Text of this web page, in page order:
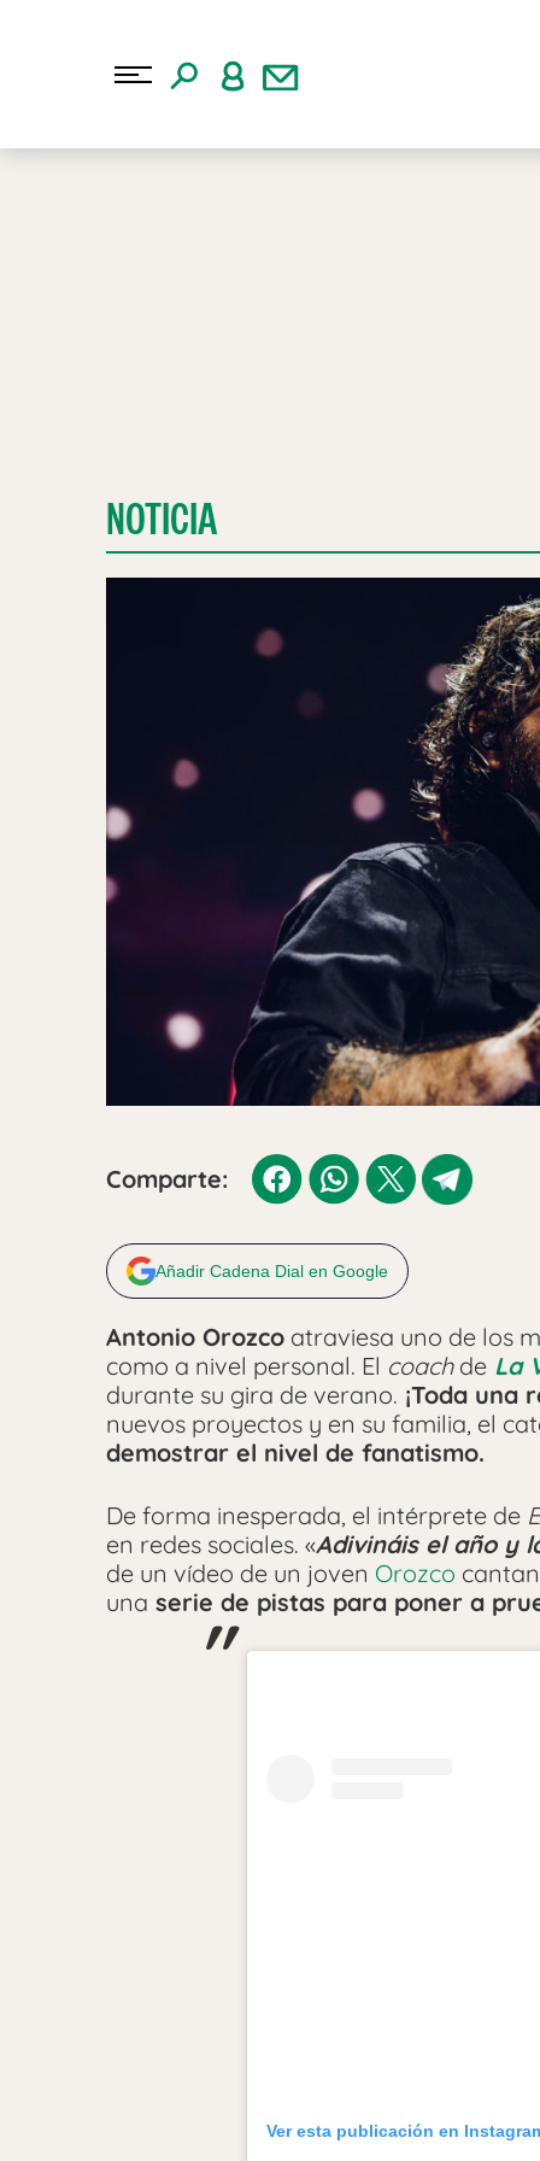
NOTICIA
Comparte:
Añadir Cadena Dial en Google
Antonio Orozco atraviesa uno de los
como a nivel personal. El coachde La
durante su gira de verano. ¡Toda una
nuevos proyectos y en su familia, el
demostrar el nivel de fanatismo.
De forma inesperada, el intérprete de
en redes sociales. «Adivináis el año y
de un vídeo de un joven Orozco
una serie de pistas para poner a
Ver esta publicación en